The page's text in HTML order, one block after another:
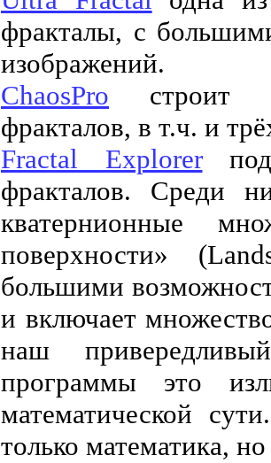
фракталы, с
изображений.
ChaosPro строит
фракталов, в т.ч. и
Fractal Explorer
фракталов. Среди
кватернионные
поверхности»
большими
и включает
наш
программы это
математической
только математика,